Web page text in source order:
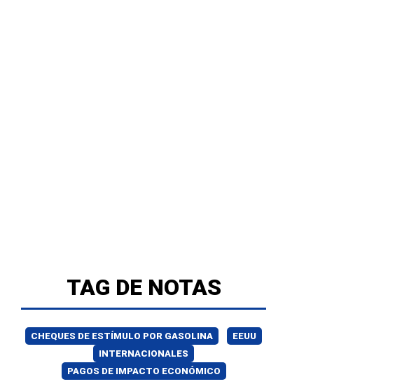
TAG DE NOTAS
CHEQUES DE ESTÍMULO POR GASOLINA
EEUU
INTERNACIONALES
PAGOS DE IMPACTO ECONÓMICO